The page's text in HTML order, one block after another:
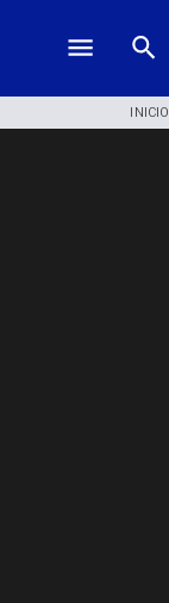
INICIO